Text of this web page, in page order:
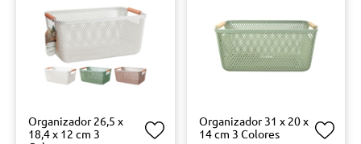
Organizador 26,5 x
18,4 x 12 cm 3
Organizador 31 x 20 x
14 cm 3 Colores